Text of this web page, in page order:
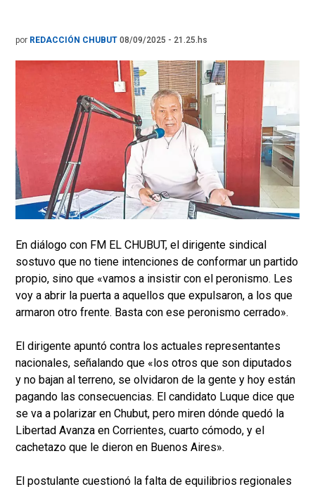
por REDACCIÓN CHUBUT 08/09/2025 - 21.25.hs
En diálogo con FM EL CHUBUT, el dirigente sindical
sostuvo que no tiene intenciones de conformar un partido
propio, sino que «vamos a insistir con el peronismo. Les
voy a abrir la puerta a aquellos que expulsaron, a los que
armaron otro frente. Basta con ese peronismo cerrado».
El dirigente apuntó contra los actuales representantes
nacionales, señalando que «los otros que son diputados
y no bajan al terreno, se olvidaron de la gente y hoy están
pagando las consecuencias. El candidato Luque dice que
se va a polarizar en Chubut, pero miren dónde quedó la
Libertad Avanza en Corrientes, cuarto cómodo, y el
cachetazo que le dieron en Buenos Aires».
El postulante cuestionó la falta de equilibrios regionales